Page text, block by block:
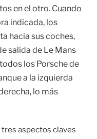
en el otro. Cuando
indicada, los
hacia sus coches,
salida de Le Mans
los Porsche de
a la izquierda
lo más
tres aspectos claves